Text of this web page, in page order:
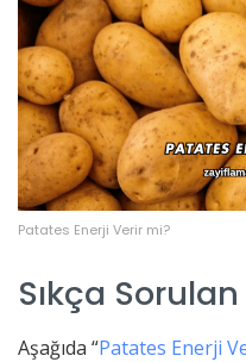
Patates Enerji Verir mi?
Sıkça
Aşağıda “Patates Enerji